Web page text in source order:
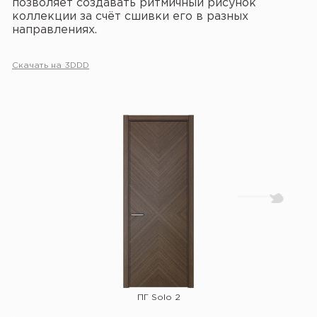
позволяет создавать ритмичный рисунок
коллекции за счёт сшивки его в разных
направлениях.
Скачать на 3DDD
ПГ Solo 2